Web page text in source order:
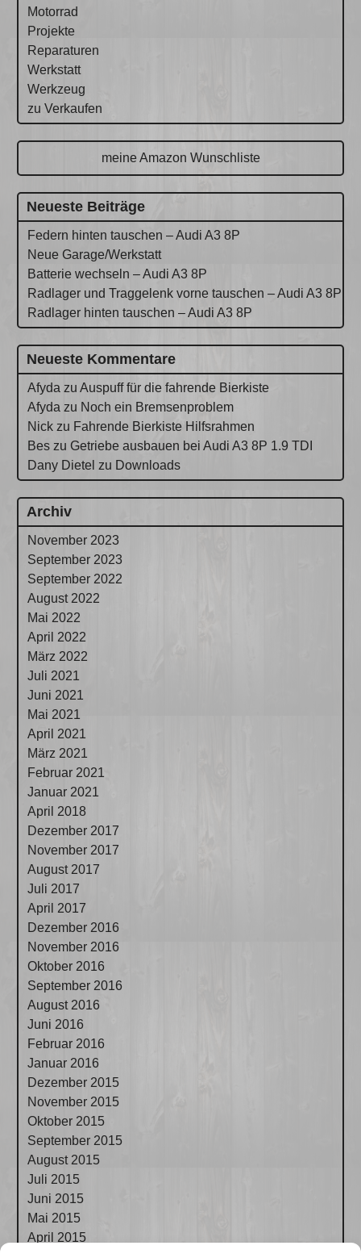
Motorrad
Projekte
Reparaturen
Werkstatt
Werkzeug
zu Verkaufen
meine Amazon Wunschliste
Neueste Beiträge
Federn hinten tauschen – Audi A3 8P
Neue Garage/Werkstatt
Batterie wechseln – Audi A3 8P
Radlager und Traggelenk vorne tauschen – Audi A3 8P
Radlager hinten tauschen – Audi A3 8P
Neueste Kommentare
Afyda zuAuspuff für die fahrende Bierkiste
Afyda zu Noch ein Bremsenproblem
Nick zu Fahrende Bierkiste Hilfsrahmen
Bes zuGetriebe ausbauen bei Audi A3 8P 1.9 TDI
Dany Dietel zu Downloads
Archiv
November 2023
September 2023
September 2022
August 2022
Mai 2022
April 2022
März 2022
Juli 2021
Juni 2021
Mai 2021
April 2021
März 2021
Februar 2021
Januar 2021
April 2018
Dezember 2017
November 2017
August 2017
Juli 2017
April 2017
Dezember 2016
November 2016
Oktober 2016
September 2016
August 2016
Juni 2016
Februar 2016
Januar 2016
Dezember 2015
November 2015
Oktober 2015
September 2015
August 2015
Juli 2015
Juni 2015
Mai 2015
April 2015